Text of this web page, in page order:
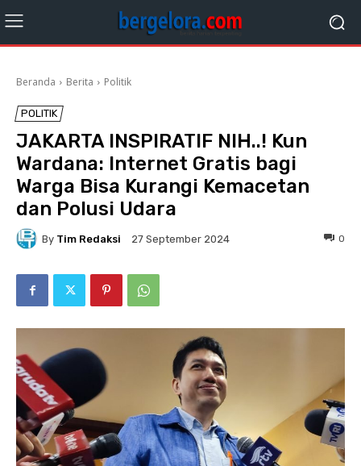
Beranda Berita Politik
POLITIK
JAKARTA INSPIRATIF NIH..! Kun
Wardana: Internet Gratis bagi
Warga Bisa Kurangi Kemacetan
dan Polusi Udara
By Tim Redaksi 27 September 2024 0